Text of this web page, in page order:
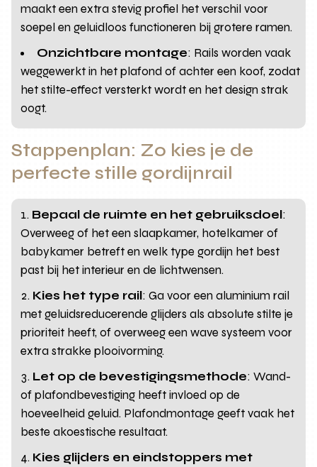
maakt een extra stevig profiel het verschil voor
soepel en geluidloos functioneren bij grotere ramen.
Onzichtbare montage: Rails worden vaak
weggewerkt in het plafond of achter een koof, zodat
het stilte-effect versterkt wordt en het design strak
oogt.
Stappenplan: Zo kies je de
perfecte stille gordijnrail
Bepaal de ruimte en het gebruiksdoel:
Overweeg of het een slaapkamer, hotelkamer of
babykamer betreft en welk type gordijn het best
past bij het interieur en de lichtwensen.
Kies het type rail: Ga voor een aluminium rail
met geluidsreducerende glijders als absolute stilte je
prioriteit heeft, of overweeg een wave systeem voor
extra strakke plooivorming.
Let op de bevestigingsmethode: Wand-
of plafondbevestiging heeft invloed op de
hoeveelheid geluid. Plafondmontage geeft vaak het
beste akoestische resultaat.
Kies glijders en eindstoppers met